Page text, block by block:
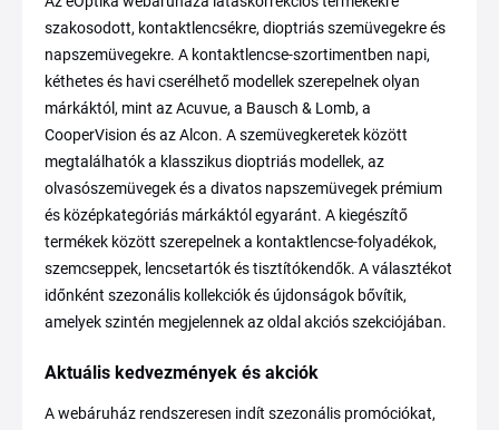
szakosodott, kontaktlencsékre, dioptriás szemüvegekre és
napszemüvegekre. A kontaktlencse-szortimentben napi,
kéthetes és havi cserélhető modellek szerepelnek olyan
márkáktól, mint az Acuvue, a Bausch & Lomb, a
CooperVision és az Alcon. A szemüvegkeretek között
megtalálhatók a klasszikus dioptriás modellek, az
olvasószemüvegek és a divatos napszemüvegek prémium
és középkategóriás márkáktól egyaránt. A kiegészítő
termékek között szerepelnek a kontaktlencse-folyadékok,
szemcseppek, lencsetartók és tisztítókendők. A választékot
időnként szezonális kollekciók és újdonságok bővítik,
amelyek szintén megjelennek az oldal akciós szekciójában.
Aktuális kedvezmények és akciók
A webáruház rendszeresen indít szezonális promóciókat,